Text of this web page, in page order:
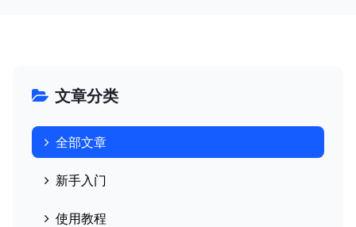
文章分类
全部文章
新手入门
使用教程